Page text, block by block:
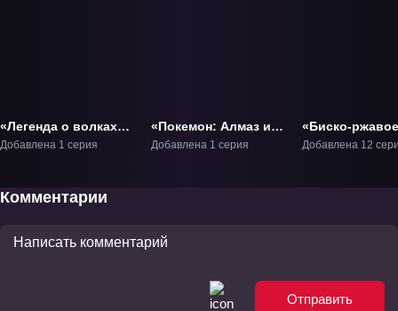
«Легенда о волках»
Фильм-1
Добавлена 1 серия
«Покемон: Алмаз и
жемчуг — Гиратина
Добавлена 1 серия
«Биско-
ТВ-1
Добавлена 12
Комментарии
Отправить